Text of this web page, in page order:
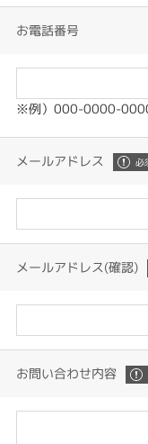
お電話番号
※例）000-0000-
メールアドレス
メールアドレス(確認)
お問い合わせ内容